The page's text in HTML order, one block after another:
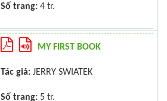
Số trang: 4 tr.
MY FIRST BOOK
Tác giả: JERRY SWIATEK
Số trang: 5 tr.